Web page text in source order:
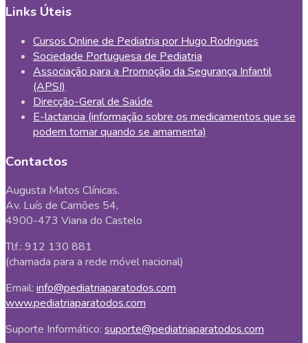
Links Úteis
Cursos Online de Pediatria por Hugo Rodrigues
Sociedade Portuguesa de Pediatria
Associação para a Promoção da Segurança Infantil
(APSI)
Direcção-Geral de Saúde
E-lactancia (informação sobre os medicamentos que se
podem tomar quando se amamenta)
Contactos
Augusta Matos Clínicas.
Av. Luís de Camões 54,
4900-473 Viana do Castelo
Tlf.: 912 130 881
(chamada para a rede móvel nacional)
Email: info@pediatriaparatodos.com
www.pediatriaparatodos.com
Suporte Informático: suporte@pediatriaparatodos.com